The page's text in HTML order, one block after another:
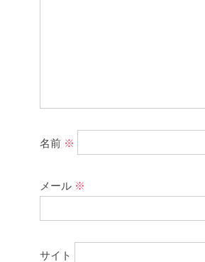
名前 ※
メール ※
サイト